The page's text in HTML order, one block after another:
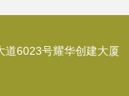
道6023号耀华创建大厦